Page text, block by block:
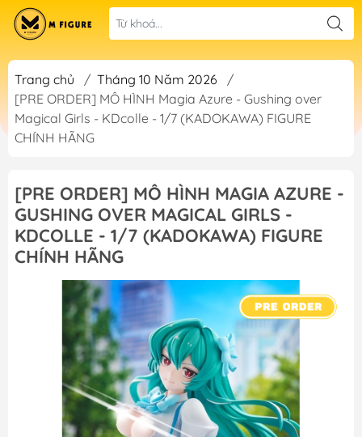
Trang chủ / Tháng 10 Năm 2026
/
[PRE ORDER] MÔ HÌNH Magia Azure - Gushing over
Magical Girls - KDcolle - 1/7 (KADOKAWA) FIGURE
CHÍNH HÃNG
[PRE ORDER] MÔ HÌNH MAGIA AZURE -
GUSHING OVER MAGICAL GIRLS -
KDCOLLE - 1/7 (KADOKAWA) FIGURE
CHÍNH HÃNG